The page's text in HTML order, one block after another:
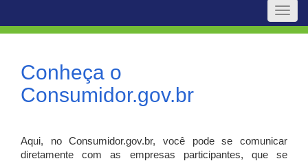
Toggle
Conheça o
Consumidor.gov.br
Aqui, no Consumidor.gov.br, você pode se comunicar
diretamente com as empresas participantes, que se